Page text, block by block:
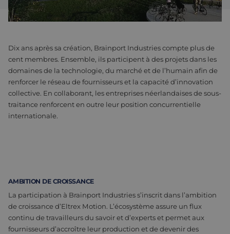
Travailler chez Eltrex
Dix ans après sa création, Brainport Industries compte plus de
cent membres. Ensemble, ils participent à des projets dans les
domaines de la technologie, du marché et de l’humain afin de
renforcer le réseau de fournisseurs et la capacité d’innovation
collective. En collaborant, les entreprises néerlandaises de sous-
traitance renforcent en outre leur position concurrentielle
internationale.
AMBITION DE CROISSANCE
La participation à Brainport Industries s’inscrit dans l’ambition
de croissance d’Eltrex Motion. L’écosystème assure un flux
continu de travailleurs du savoir et d’experts et permet aux
fournisseurs d’accroître leur production et de devenir des